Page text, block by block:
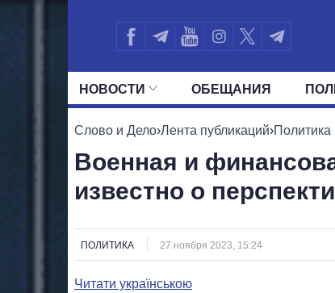
НОВОСТИ ОБЕЩАНИЯ
ВСЕ ПОЛИТИКИ ПРЕЗИДЕНТ
Слово и Дело›Лента публикаций›Политика
Военная и
известно о
ПОЛИТИКА 27 ноября 2023, 15:24
Читати українською